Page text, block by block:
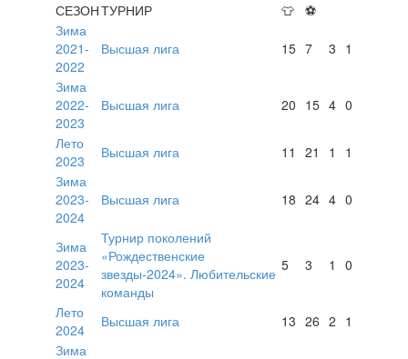
СЕЗОНТУРНИР 👕 ⚽
Зима
2021-
2022
Высшая лига 15 7 3 1
Зима
2022-
2023
Высшая лига 20 15 4 0
Лето
2023
Высшая лига 11 21 1
1
Зима
2023-
2024
Высшая лига 18 24 4 0
Зима
2023-
2024
Турнир поколений
«Рождественские
звезды-2024». Любительские
команды
5 3 1 0
Лето
2024
Высшая лига 13 26 2 1
Зима